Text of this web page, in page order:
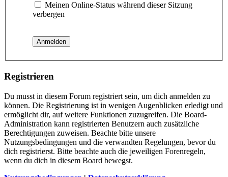
Meinen Online-Status während dieser Sitzung
verbergen
Registrieren
Du musst in diesem Forum registriert sein, um dich anmelden zu
können. Die Registrierung ist in wenigen Augenblicken erledigt und
ermöglicht dir, auf weitere Funktionen zuzugreifen. Die Board-
Administration kann registrierten Benutzern auch zusätzliche
Berechtigungen zuweisen. Beachte bitte unsere
Nutzungsbedingungen und die verwandten Regelungen, bevor du
dich registrierst. Bitte beachte auch die jeweiligen Forenregeln,
wenn du dich in diesem Board bewegst.